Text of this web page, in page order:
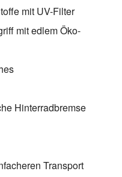
mit UV-Filter
mit edlem Öko-
Hinterradbremse
Transport